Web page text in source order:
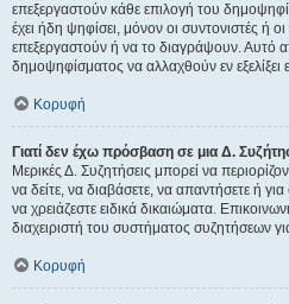
επεξεργαστούν κάθε επιλογή του
έχει ήδη ψηφίσει, μόνον οι συντονιστές ή
επεξεργαστούν ή να το διαγράψουν. Αυτό
δημοψηφίσματος να αλλαχθούν εν
Κορυφή
Γιατί δεν έχω πρόσβαση σε μια Δ.
Μερικές Δ. Συζητήσεις μπορεί να
να δείτε, να διαβάσετε, να απαντήσετε ή
να χρειάζεστε ειδικά δικαιώματα.
διαχειριστή του συστήματος συζητήσεων
Κορυφή